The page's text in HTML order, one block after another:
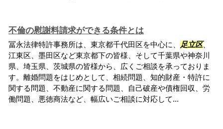
不倫の慰謝料請求ができる条件とは
冨永法律特許事務所は、東京都千代田区を中心に、 足立区、
江東区、墨田区など東京都下の皆様、そして千葉県や神奈川
県、埼玉県、茨城県の皆様から、広くご相談を承っておりま
す。離婚問題をはじめとして、相続問題、知的財産・特許に
関する問題、不動産に関する問題、自己破産や債権回収、労
働問題、悪徳商法など、幅広いご相談に対応して...